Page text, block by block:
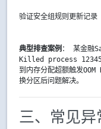
验证安全组规则更新记录
典型排查案例 ： 某金融
Killed process
到内存分配超额触发
换分区后问题解决。
三、常见